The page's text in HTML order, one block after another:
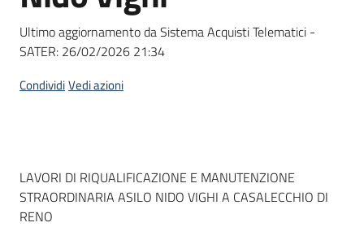
Supporto
Ultimo aggiornamento da Sistema Acquisti Telematici -
SATER: 26/02/2026 21:34
CondividiVedi azioni
Dati del bando
LAVORI DI RIQUALIFICAZIONE E MANUTENZIONE
STRAORDINARIA ASILO NIDO VIGHI A CASALECCHIO DI
RENO